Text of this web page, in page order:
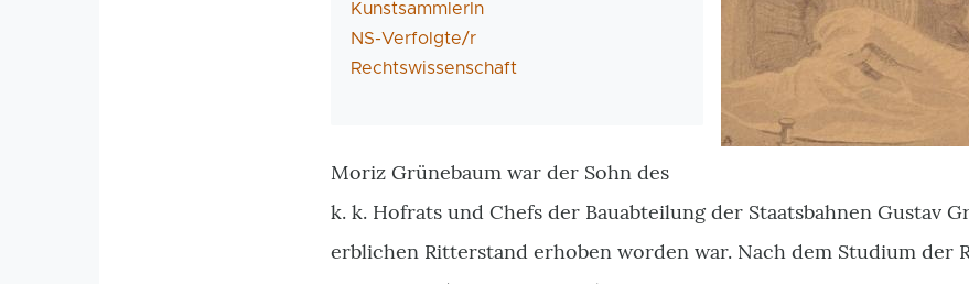
KunstsammlerIn
NS-Verfolgte/r
Rechtswissenschaft
Moriz Grünebaum war der Sohn des
k. k. Hofrats und Chefs der Bauabteilung der Staatsbahnen Gustav
erblichen Ritterstand erhoben worden war. Nach dem Studium der